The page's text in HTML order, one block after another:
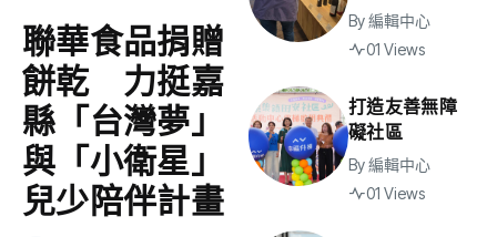
聯華食品捐贈
餅乾 力挺嘉
縣「台灣夢」
與「小衛星」
兒少陪伴計畫
By編輯中心
01 Views
打造友善無障
礙社區
By編輯中心
01 Views